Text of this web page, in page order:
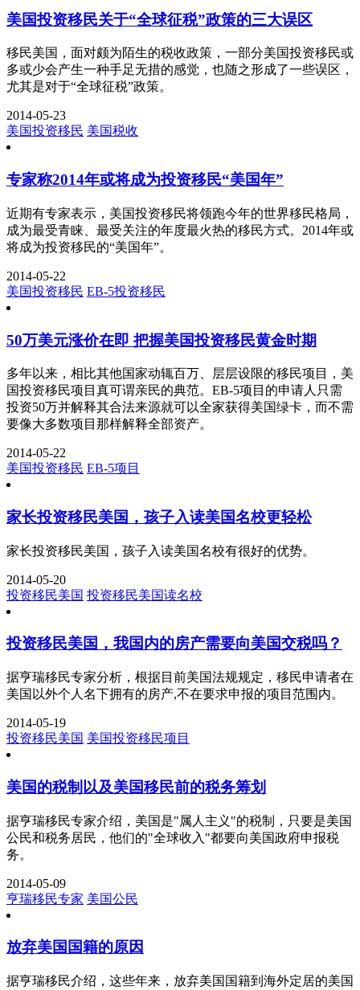
美国投资移民关于“全球征税”政策的三大误区
移民美国，面对颇为陌生的税收政策，一部分美国投资移民或
多或少会产生一种手足无措的感觉，也随之形成了一些误区，
尤其是对于“全球征税”政策。
2014-05-23
美国投资移民 美国税收
专家称2014年或将成为投资移民“美国年”
近期有专家表示，美国投资移民将领跑今年的世界移民格局，
成为最受青睐、最受关注的年度最火热的移民方式。2014年或
将成为投资移民的“美国年”。
2014-05-22
美国投资移民 EB-5投资移民
50万美元涨价在即 把握美国投资移民黄金时期
多年以来，相比其他国家动辄百万、层层设限的移民项目，美
国投资移民项目真可谓亲民的典范。EB-5项目的申请人只需
投资50万并解释其合法来源就可以全家获得美国绿卡，而不需
要像大多数项目那样解释全部资产。
2014-05-22
美国投资移民 EB-5项目
家长投资移民美国，孩子入读美国名校更轻松
家长投资移民美国，孩子入读美国名校有很好的优势。
2014-05-20
投资移民美国 投资移民美国读名校
投资移民美国，我国内的房产需要向美国交税吗？
据亨瑞移民专家分析，根据目前美国法规规定，移民申请者在
美国以外个人名下拥有的房产,不在要求申报的项目范围内。
2014-05-19
投资移民美国 美国投资移民项目
美国的税制以及美国移民前的税务筹划
据亨瑞移民专家介绍，美国是"属人主义"的税制，只要是美国
公民和税务居民，他们的"全球收入"都要向美国政府申报税
务。
2014-05-09
亨瑞移民专家 美国公民
放弃美国国籍的原因
据亨瑞移民介绍，这些年来，放弃美国国籍到海外定居的美国